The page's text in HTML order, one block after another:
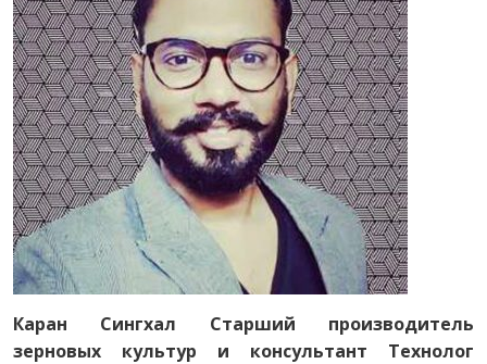
Каран Сингхал Старший производитель
зерновых культур и консультант Технолог